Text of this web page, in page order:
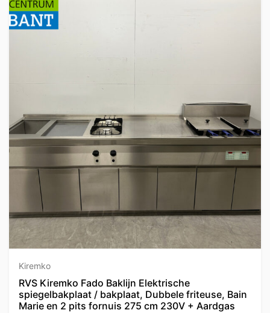
Kiremko
RVS Kiremko Fado Baklijn Elektrische
spiegelbakplaat / bakplaat, Dubbele friteuse, Bain
Marie en 2 pits fornuis 275 cm 230V + Aardgas